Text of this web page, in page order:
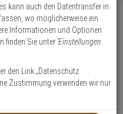
9 Schl.
Zylinder messen
kann auch den Datentransfer in
wo möglicherweise ein
Informationen und Optionen
finden Sie unter 'Einstellungen
den Link „Datenschutz
Zustimmung verwenden wir nur